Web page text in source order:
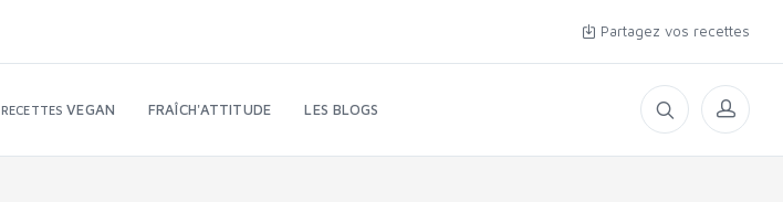
Partagez vos recettes
RECETTESVEGAN FRAÎCH'ATTITUDE LES BLOGS